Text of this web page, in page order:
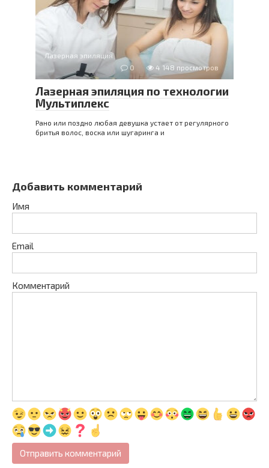
Лазерная эпиляция
0
4 148 просмотров
Лазерная эпиляция по технологии
Мультиплекс
Рано или поздно любая девушка устает от регулярного
бритья волос, воска или шугаринга и
Добавить комментарий
Имя
Email
Комментарий